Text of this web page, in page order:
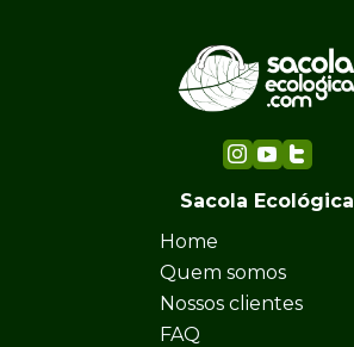
Sacola Ecológica
Home
Quem somos
Nossos clientes
FAQ